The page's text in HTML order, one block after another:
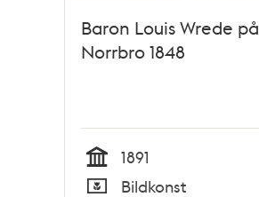
Baron Louis Wrede på
Norrbro 1848
Tid
1891
Bildkonst